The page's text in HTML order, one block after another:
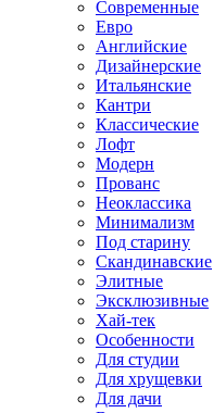
Современные
Евро
Английские
Дизайнерские
Итальянские
Кантри
Классические
Лофт
Модерн
Прованс
Неоклассика
Минимализм
Под старину
Скандинавские
Элитные
Эксклюзивные
Хай-тек
Особенности
Для студии
Для хрущевки
Для дачи